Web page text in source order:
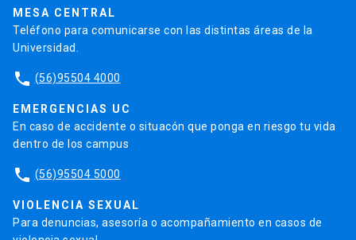
MESA CENTRAL
Teléfono para comunicarse con las distintas áreas de la
Universidad.
phone (56)95504 4000
EMERGENCIAS UC
En caso de accidente o situacón que ponga en riesgo tu vida
dentro de los campus
phone (56)95504 5000
VIOLENCIA SEXUAL
Para denuncias, asesoría o acompañamiento en casos de